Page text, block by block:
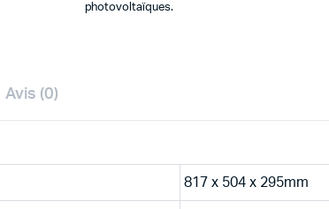
photovoltaïques.
Avis (0)
817 x 504 x 295mm